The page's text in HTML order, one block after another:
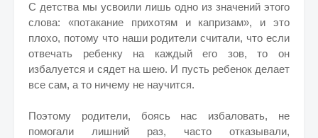
С детства мы усвоили лишь одно из значений этого
слова: «потакание прихотям и капризам», и это
плохо, потому что наши родители считали, что если
отвечать ребенку на каждый его зов, то он
избалуется и сядет на шею. И пусть ребенок делает
все сам, а то ничему не научится.
Поэтому родители, боясь нас избаловать, не
помогали лишний раз, часто отказывали,